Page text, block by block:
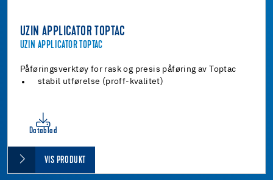
UZIN APPLICATOR TOPTAC
UZIN APPLICATOR TOPTAC
Påføringsverktøy for rask og presis påføring av Toptac
stabil utførelse (proff-kvalitet)
Datablad
VIS PRODUKT